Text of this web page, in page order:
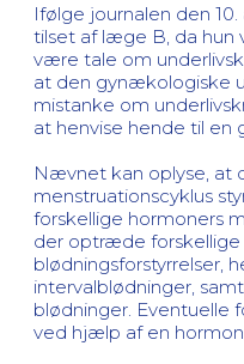
Ifølge journalen den
tilset af læge B, da hun
være tale om
at den gynækologiske
mistanke om
at henvise hende til
Nævnet kan oplyse, at
menstruationscyklus
forskellige hormoners
der optræde
blødningsforstyrrelser,
intervalblødninger,
blødninger. Eventuelle
ved hjælp af en